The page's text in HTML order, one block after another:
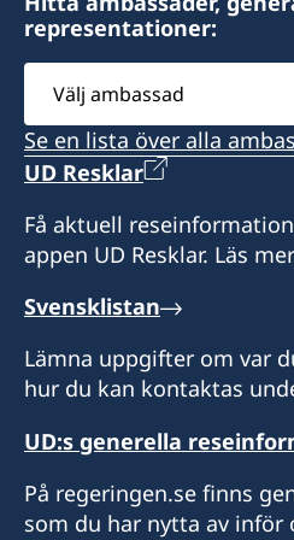
Besöksadress:
Consulat de Suède,
Flandres, Bangui
Honorärkonsul
Postadress: Consulat de
N'Djamena, TCHAD
Besöksadress: Route de
Honorärkonsul
Sara Durand
representationer:
Välj
ambassad
Se en lista över alla
UD Resklar
Få aktuell
appen UD Resklar. Läs
Svensklistan
Lämna uppgifter om var
hur du kan kontaktas
UD:s generella
På regeringen.se finns
som du har nytta av inför